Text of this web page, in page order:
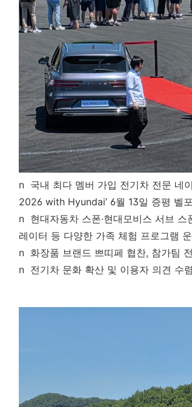
n 국내 최다 멤버 가입 전기차 전문 네
2026 with Hyundai’ 6월 13일 증평 벨
n 현대자동차 스폰∙현대모비스 서브 스
레이터 등 다양한 가족 체험 프로그램
n 화장품 브랜드 쁘띠페 협찬, 참가팀
n 전기차 문화 확산 및 이용자 의견 수